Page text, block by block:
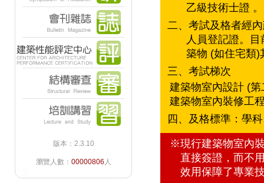
版本：2.3.10
瀏覽人數： 00000806 人
乙級技術士證 。
二、考試及格者經
人員登記證。
築物 (如住宅類)
三、考試梯次
建築物室內設計 (
建築物室內裝修工
四、及格標準：學
※現行建築物室內
直接簽證，而不
效用保障了專業